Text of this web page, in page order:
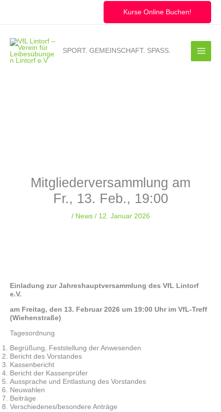
Kurse Online Buchen!
SPORT. GEMEINSCHAFT. SPASS.
Mitgliederversammlung am
Fr., 13. Feb., 19:00
/ News/ 12. Januar 2026
Einladung zur Jahreshauptversammlung des VfL Lintorf
e.V.
am Freitag, den 13. Februar 2026 um 19:00 Uhr im VfL-Treff
(Wiehenstraße)
Tagesordnung
Begrüßung, Feststellung der Anwesenden
Bericht des Vorstandes
Kassenbericht
Bericht der Kassenprüfer
Aussprache und Entlastung des Vorstandes
Neuwahlen
Beiträge
Verschiedenes/besondere Anträge